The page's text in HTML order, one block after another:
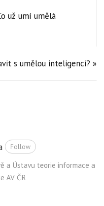
už umí umělá
s umělou inteligencí? »
Follow
a Ústavu teorie informace a
AV ČR